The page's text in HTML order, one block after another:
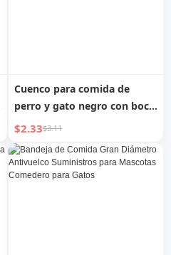
Cuenco para comida de
perro y gato negro con boca
oblicua, protección cervical
$2.33$3.11